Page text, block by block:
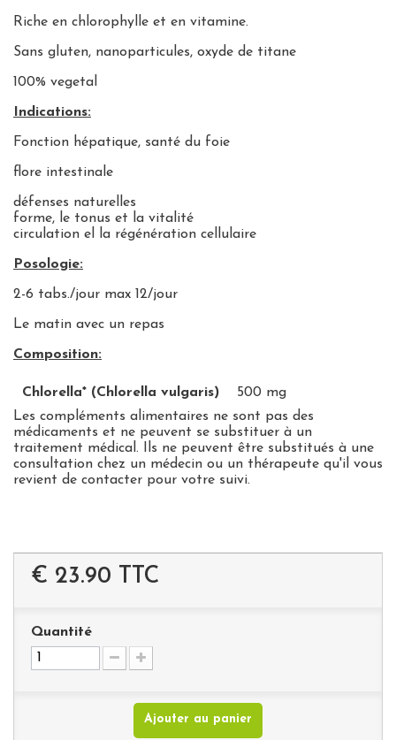
Riche en chlorophylle et en vitamine.
Sans gluten, nanoparticules, oxyde de titane
100% vegetal
Indications:
Fonction hépatique, santé du foie
flore intestinale
défenses naturelles
forme, le tonus et la vitalité
circulation el la régénération cellulaire
Posologie:
2-6 tabs./jour max 12/jour
Le matin avec un repas
Composition:
Chlorella* (Chlorella vulgaris)
500 mg
Les compléments alimentaires ne sont pas des
médicaments et ne peuvent se substituer à un
traitement médical. Ils ne peuvent être substitués à une
consultation chez un médecin ou un thérapeute qu'il vous
revient de contacter pour votre suivi.
€ 23.90 TTC
Quantité
Ajouter au panier